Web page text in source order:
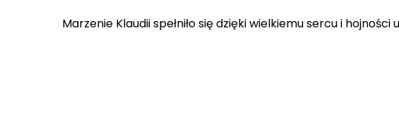
Marzenie Klaudii spełniło się dzięki wielkiemu sercu i